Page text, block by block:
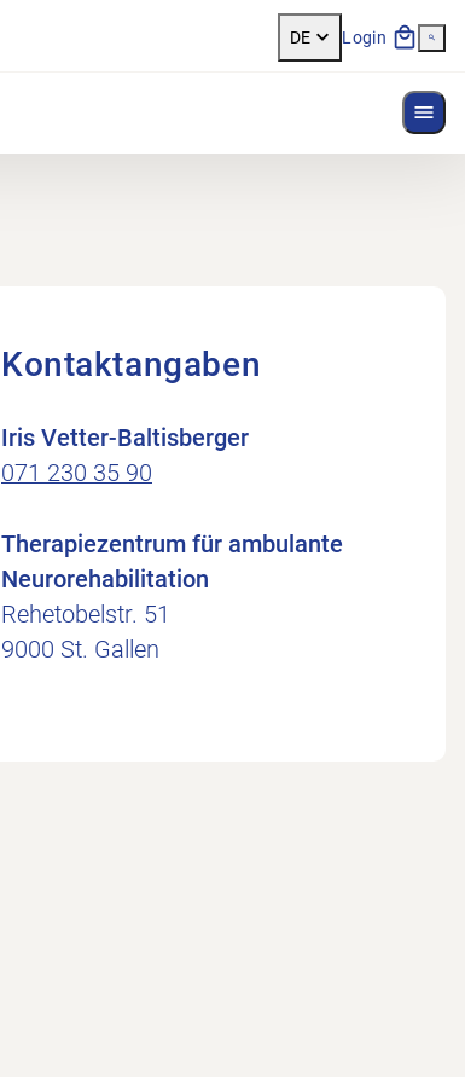
DE Login
Kontaktangaben
Iris Vetter-Baltisberger
071 230 35 90
Therapiezentrum für ambulante
Neurorehabilitation
Rehetobelstr. 51
9000 St. Gallen